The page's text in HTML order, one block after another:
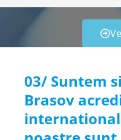
03/ Suntem
Brasov